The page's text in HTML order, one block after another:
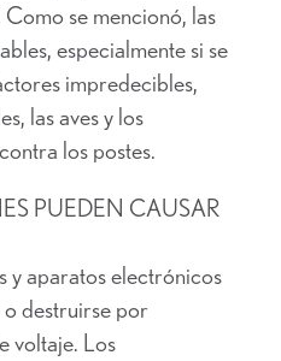
se mencionó, las
especialmente si se
impredecibles,
las aves y los
los postes.
PUEDEN CAUSAR
y aparatos electrónicos
destruirse por
voltaje. Los